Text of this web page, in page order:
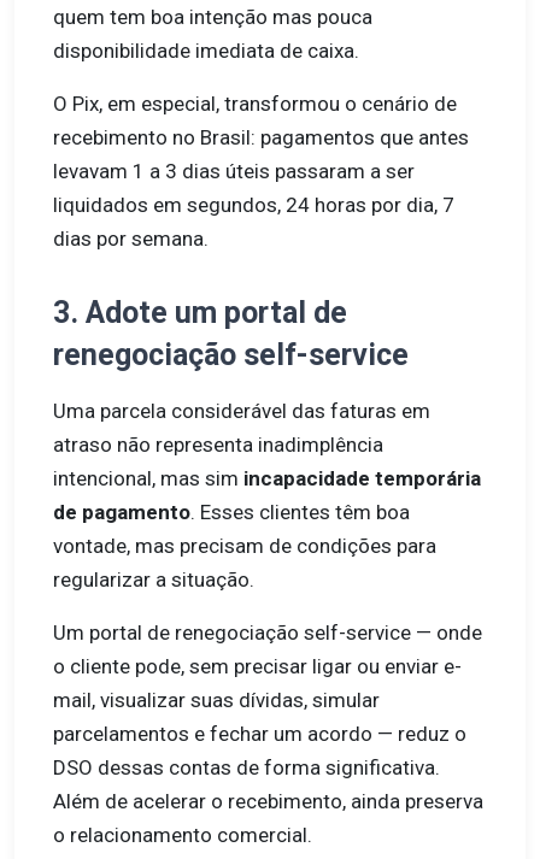
quem tem boa intenção mas pouca
disponibilidade imediata de caixa.
O Pix, em especial, transformou o cenário de
recebimento no Brasil: pagamentos que antes
levavam 1 a 3 dias úteis passaram a ser
liquidados em segundos, 24 horas por dia, 7
dias por semana.
3. Adote um portal de
renegociação self-service
Uma parcela considerável das faturas em
atraso não representa inadimplência
intencional, mas sim incapacidade temporária
de pagamento. Esses clientes têm boa
vontade, mas precisam de condições para
regularizar a situação.
Um portal de renegociação self-service — onde
o cliente pode, sem precisar ligar ou enviar e-
mail, visualizar suas dívidas, simular
parcelamentos e fechar um acordo — reduz o
DSO dessas contas de forma significativa.
Além de acelerar o recebimento, ainda preserva
o relacionamento comercial.